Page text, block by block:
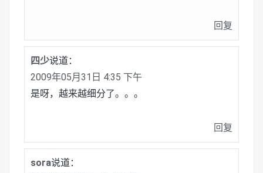
回复
四少说道：
2009年05月31日 4:35 下午
是呀，越来越细分了。。。
回复
sora说道：